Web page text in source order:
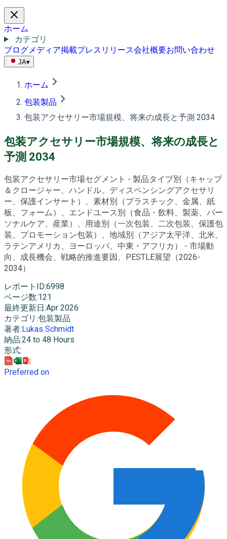
ホーム
カテゴリ
ブログメディア掲載プレスリリース会社概要お問い合わせ
JA▾
ホーム
包装製品
包装アクセサリー市場規模、将来の成長と予測 2034
包装アクセサリー市場規模、将来の成長と
予測 2034
包装アクセサリー市場セグメント - 製品タイプ別（キャップ
＆クロージャー、ハンドル、ディスペンシングアクセサリ
ー、保護インサート）、素材別（プラスチック、金属、紙
板、フォーム）、エンドユース別（食品・飲料、製薬、パー
ソナルケア、産業）、用途別（一次包装、二次包装、保護包
装、プロモーション包装）、地域別（アジア太平洋、北米、
ラテンアメリカ、ヨーロッパ、中東・アフリカ） - 市場動
向、成長機会、戦略的推進要因、PESTLE展望（2026-
2034）
レポートID:6998
ページ数:121
最終更新日 :Apr 2026
カテゴリ :包装製品
著者: Lukas Schmidt
納品:24 to 48 Hours
形式:
Preferred on